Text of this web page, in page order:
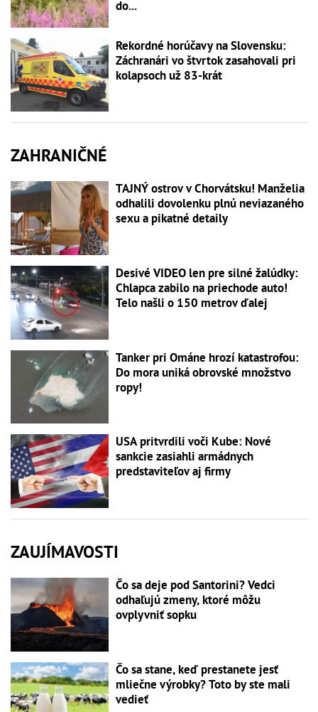
do...
Rekordné horúčavy na Slovensku:
Záchranári vo štvrtok zasahovali pri
kolapsoch už 83-krát
ZAHRANIČNÉ
TAJNÝ ostrov v Chorvátsku! Manželia
odhalili dovolenku plnú neviazaného
sexu a pikatné detaily
Desivé VIDEO len pre silné žalúdky:
Chlapca zabilo na priechode auto!
Telo našli o 150 metrov ďalej
Tanker pri Ománe hrozí katastrofou:
Do mora uniká obrovské množstvo
ropy!
USA pritvrdili voči Kube: Nové
sankcie zasiahli armádnych
predstaviteľov aj firmy
ZAUJÍMAVOSTI
Čo sa deje pod Santorini? Vedci
odhaľujú zmeny, ktoré môžu
ovplyvniť sopku
Čo sa stane, keď prestanete jesť
mliečne výrobky? Toto by ste mali
vedieť